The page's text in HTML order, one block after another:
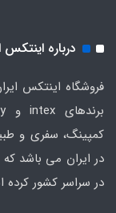
درباره اینتکس
فروشگاه اینتکس
کمپینگ، سفری و
در ایران می باشد
در سراسر کشور